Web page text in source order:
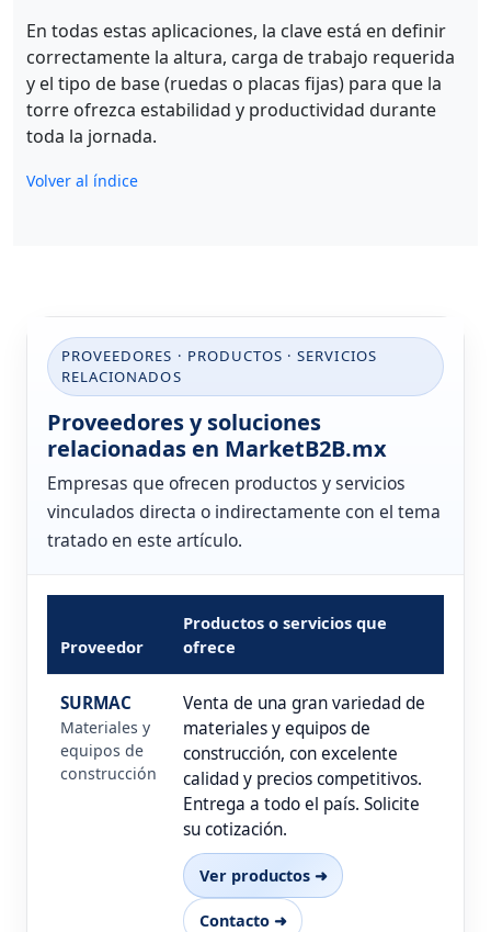
En todas estas aplicaciones, la clave está en definir
correctamente la altura, carga de trabajo requerida
y el tipo de base (ruedas o placas fijas) para que la
torre ofrezca estabilidad y productividad durante
toda la jornada.
Volver al índice
PROVEEDORES · PRODUCTOS · SERVICIOS
RELACIONADOS
Proveedores y soluciones
relacionadas en MarketB2B.mx
Empresas que ofrecen productos y servicios
vinculados directa o indirectamente con el tema
tratado en este artículo.
Proveedor
Productos o servicios que
ofrece
SURMAC
Materiales y
equipos de
construcción
Venta de una gran variedad de
materiales y equipos de
construcción, con excelente
calidad y precios competitivos.
Entrega a todo el país. Solicite
su cotización.
Ver productos ➜
Contacto ➜